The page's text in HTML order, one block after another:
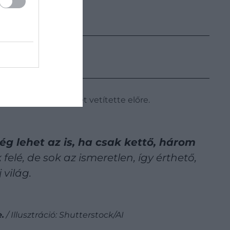
rövidülését vetítette előre.
lehet az is, ha csak kettő, három
de sok az ismeretlen, így érthető,
világ.
/ Illusztráció: Shutterstock/AI